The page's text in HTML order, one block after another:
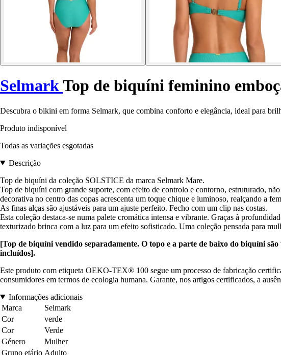
SelmarkTop de biquíni feminino
Descubra o bikini em forma Selmark, que combina conforto e elegância, ideal para
Produto indisponível
Todas as variações esgotadas
Descrição
Top de biquíni da coleção SOLSTICE da marca Selmark Mare.
Top de biquíni com grande suporte, com efeito de controlo e contorno, estruturado,
decorativa no centro das copas acrescenta um toque chique e luminoso, realçando a
As finas alças são ajustáveis para um ajuste perfeito. Fecho com um clip nas costas.
Esta coleção destaca-se numa palete cromática intensa e vibrante. Graças à
texturizado brinca com a luz para um efeito sofisticado. Uma coleção pensada para
[Top de biquíni vendido separadamente. O topo e a parte de baixo do biquíni
incluídos].
Este produto com etiqueta OEKO-TEX® 100 segue um processo de fabricação
consumidores em termos de ecologia humana. Garante, nos artigos certificados, a
Informações adicionais
Marca
Selmark
Cor
verde
Cor
Verde
Género
Mulher
Grupo etário Adulto